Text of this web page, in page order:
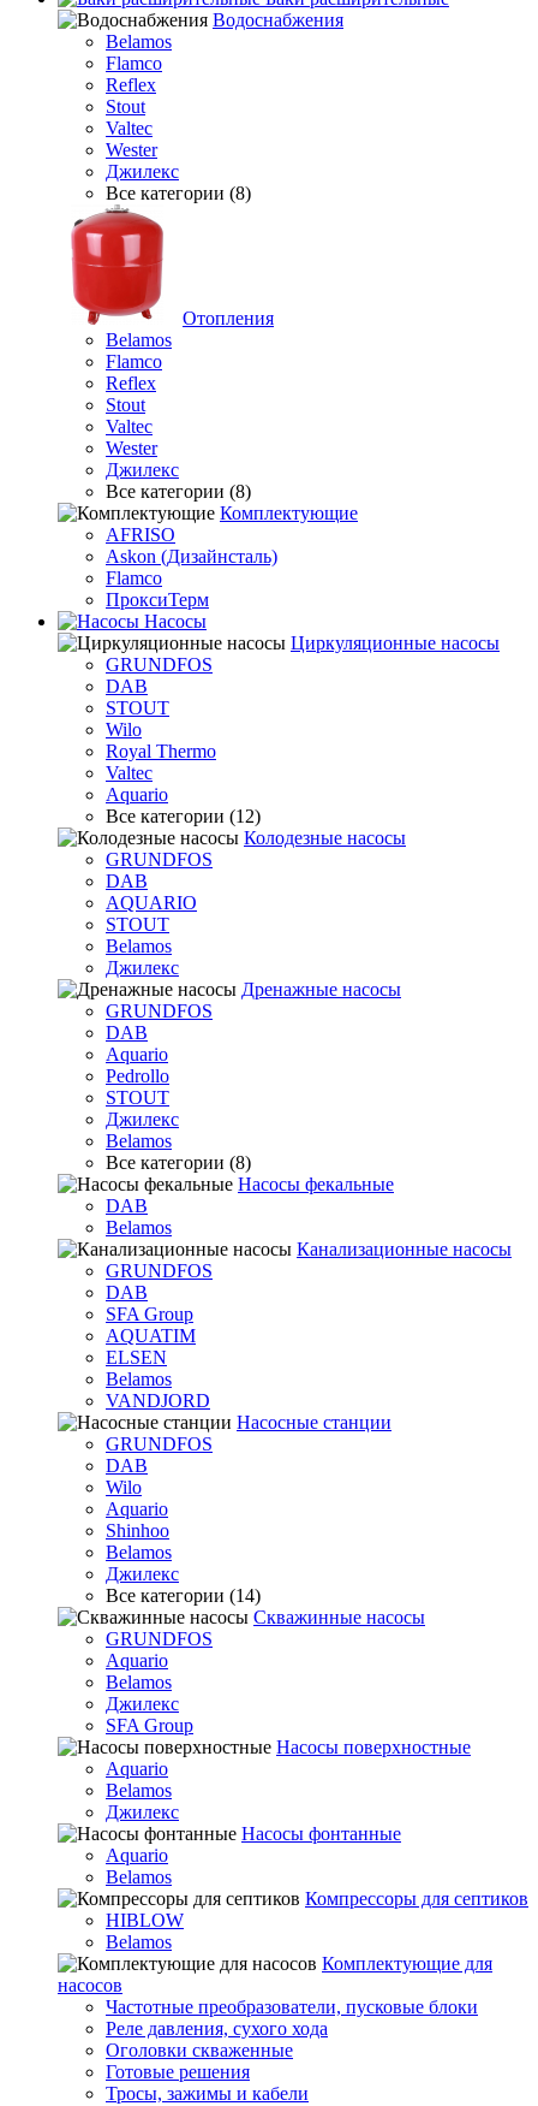
Водоснабжения
Belamos
Flamco
Reflex
Stout
Valtec
Wester
Джилекс
Все категории (8)
Отопления
Belamos
Flamco
Reflex
Stout
Valtec
Wester
Джилекс
Все категории (8)
Комплектующие
AFRISO
Askon (Дизайнсталь)
Flamco
ПроксиТерм
Насосы
Циркуляционные насосы
GRUNDFOS
DAB
STOUT
Wilo
Royal Thermo
Valtec
Aquario
Все категории (12)
Колодезные насосы
GRUNDFOS
DAB
AQUARIO
STOUT
Belamos
Джилекс
Дренажные насосы
GRUNDFOS
DAB
Aquario
Pedrollo
STOUT
Джилекс
Belamos
Все категории (8)
Насосы фекальные
DAB
Belamos
Канализационные насосы
GRUNDFOS
DAB
SFA Group
AQUATIM
ELSEN
Belamos
VANDJORD
Насосные станции
GRUNDFOS
DAB
Wilo
Aquario
Shinhoo
Belamos
Джилекс
Все категории (14)
Скважинные насосы
GRUNDFOS
Aquario
Belamos
Джилекс
SFA Group
Насосы поверхностные
Aquario
Belamos
Джилекс
Насосы фонтанные
Aquario
Belamos
Компрессоры для септиков
HIBLOW
Belamos
Комплектующие для
насосов
Частотные преобразователи, пусковые блоки
Реле давления, сухого хода
Оголовки скваженные
Готовые решения
Тросы, зажимы и кабели